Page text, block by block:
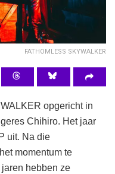
FATHOMLESS SKYWALKER
opgericht in
Chihiro. Het jaar
uit. Na die
momentum te
hebben ze